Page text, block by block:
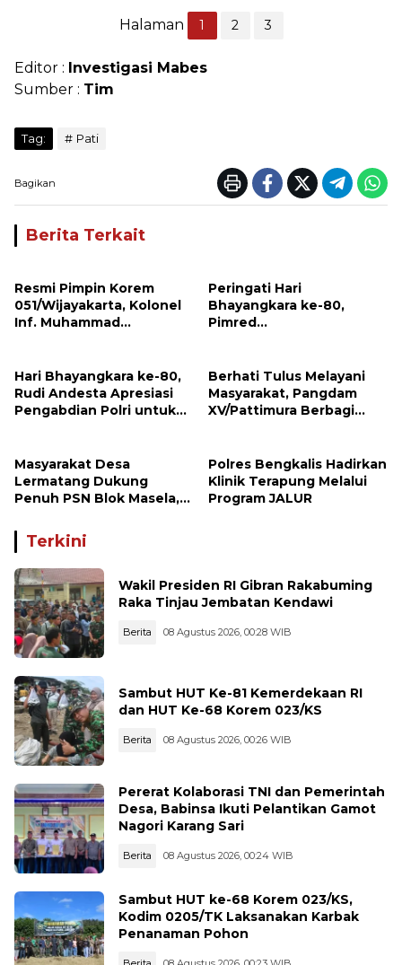
Halaman 1 2 3
Editor : Investigasi Mabes
Sumber : Tim
Tag: Pati
Bagikan
Berita Terkait
Resmi Pimpin Korem
051/Wijayakarta, Kolonel
Inf. Muhammad
Peringati Hari
Bhayangkara ke-80,
Pimred
Apresiasi dan Ucapan
Selamat kepada Kapolres
Sijunjung
Hari Bhayangkara ke-80,
Rudi Andesta Apresiasi
Pengabdian Polri untuk
Berhati Tulus Melayani
Masyarakat, Pangdam
XV/Pattimura Berbagi
Masyarakat Desa
Lermatang Dukung
Penuh PSN Blok Masela,
XV/Pattimura Terus Hadir
di Tengah Rakyat
Polres Bengkalis Hadirkan
Klinik Terapung Melalui
Program JALUR
Terkini
Wakil Presiden RI Gibran Rakabuming
Raka Tinjau Jembatan Kendawi
Berita 08 Agustus 2026, 00:28 WIB
Sambut HUT Ke-81 Kemerdekaan RI
dan HUT Ke-68 Korem 023/KS
Berita 08 Agustus 2026, 00:26 WIB
Pererat Kolaborasi TNI dan Pemerintah
Desa, Babinsa Ikuti Pelantikan Gamot
Nagori Karang Sari
Berita 08 Agustus 2026, 00:24 WIB
Sambut HUT ke-68 Korem 023/KS,
Kodim 0205/TK Laksanakan Karbak
Penanaman Pohon